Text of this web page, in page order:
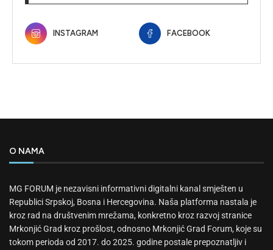
INSTAGRAM FACEBOOK
O NAMA
MG FORUM je nezavisni informativni digitalni kanal smješten u
Republici Srpskoj, Bosna i Hercegovina. Naša platforma nastala je
kroz rad na društvenim mrežama, konkretno kroz razvoj stranice
Mrkonjić Grad kroz prošlost, odnosno Mrkonjić Grad Forum, koje su
tokom perioda od 2017. do 2025. godine postale prepoznatljiv i